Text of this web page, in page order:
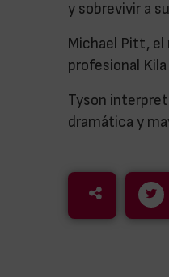
y sobrevivir a
Michael Pitt, el
profesional
Tyson
dramática y